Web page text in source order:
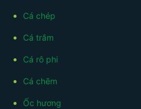
Cá chép
Cá trắm
Cá rô phi
Cá chẽm
Ốc hương